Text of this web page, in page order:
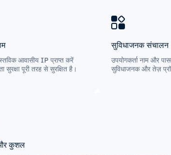
आवासीय IP प्राप्त करें
सुरक्षा पूरी तरह से सुरक्षित है।
सुविधाजनक संचालन
उपयोगकर्ता नाम और
सुविधाजनक और तेज़
कुशल